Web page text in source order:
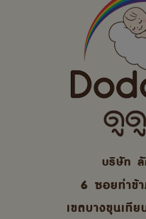
บริษัท
6 ซอยท่าข้
เขตบางขุนเที